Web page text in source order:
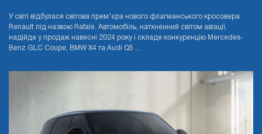
У світі відбулася світова прем’єра нового флагманського кросовера
Renault під назвою Rafale. Автомобіль, натхненний світом авіації,
надійде у продаж навесні 2024 року і складе конкуренцію Mercedes-
Benz GLC Coupe, BMW X4 та Audi Q5 ...